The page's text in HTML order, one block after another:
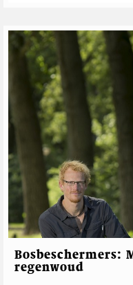
Bosbeschermers:
regenwoud